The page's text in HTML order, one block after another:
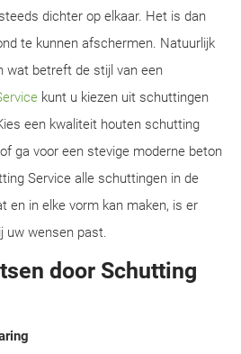
dichter op elkaar. Het is dan
te kunnen afschermen. Natuurlijk
wat betreft de stijl van een
kunt u kiezen uit schuttingen
een kwaliteit houten schutting
ga voor een stevige moderne beton
Service alle schuttingen in de
en in elke vorm kan maken, is er
uw wensen past.
door Schutting